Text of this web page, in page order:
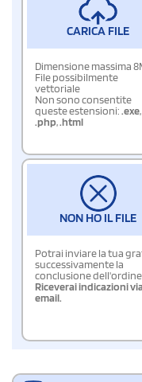
CARICA FILE
Dimensione massima
File possibilmente
vettoriale
Non sono consentite
queste estensioni:.exe,
.php,.html
NON HO IL FILE
Potrai inviare la tua
successivamente la
conclusione dell'ordine.
Riceverai indicazioni via
email.